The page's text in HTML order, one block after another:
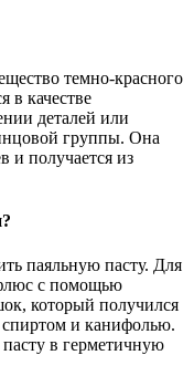
темно-красного
в качестве
деталей или
группы. Она
и получается из
паяльную пасту. Для
с помощью
который получился
спиртом и канифолью.
в герметичную